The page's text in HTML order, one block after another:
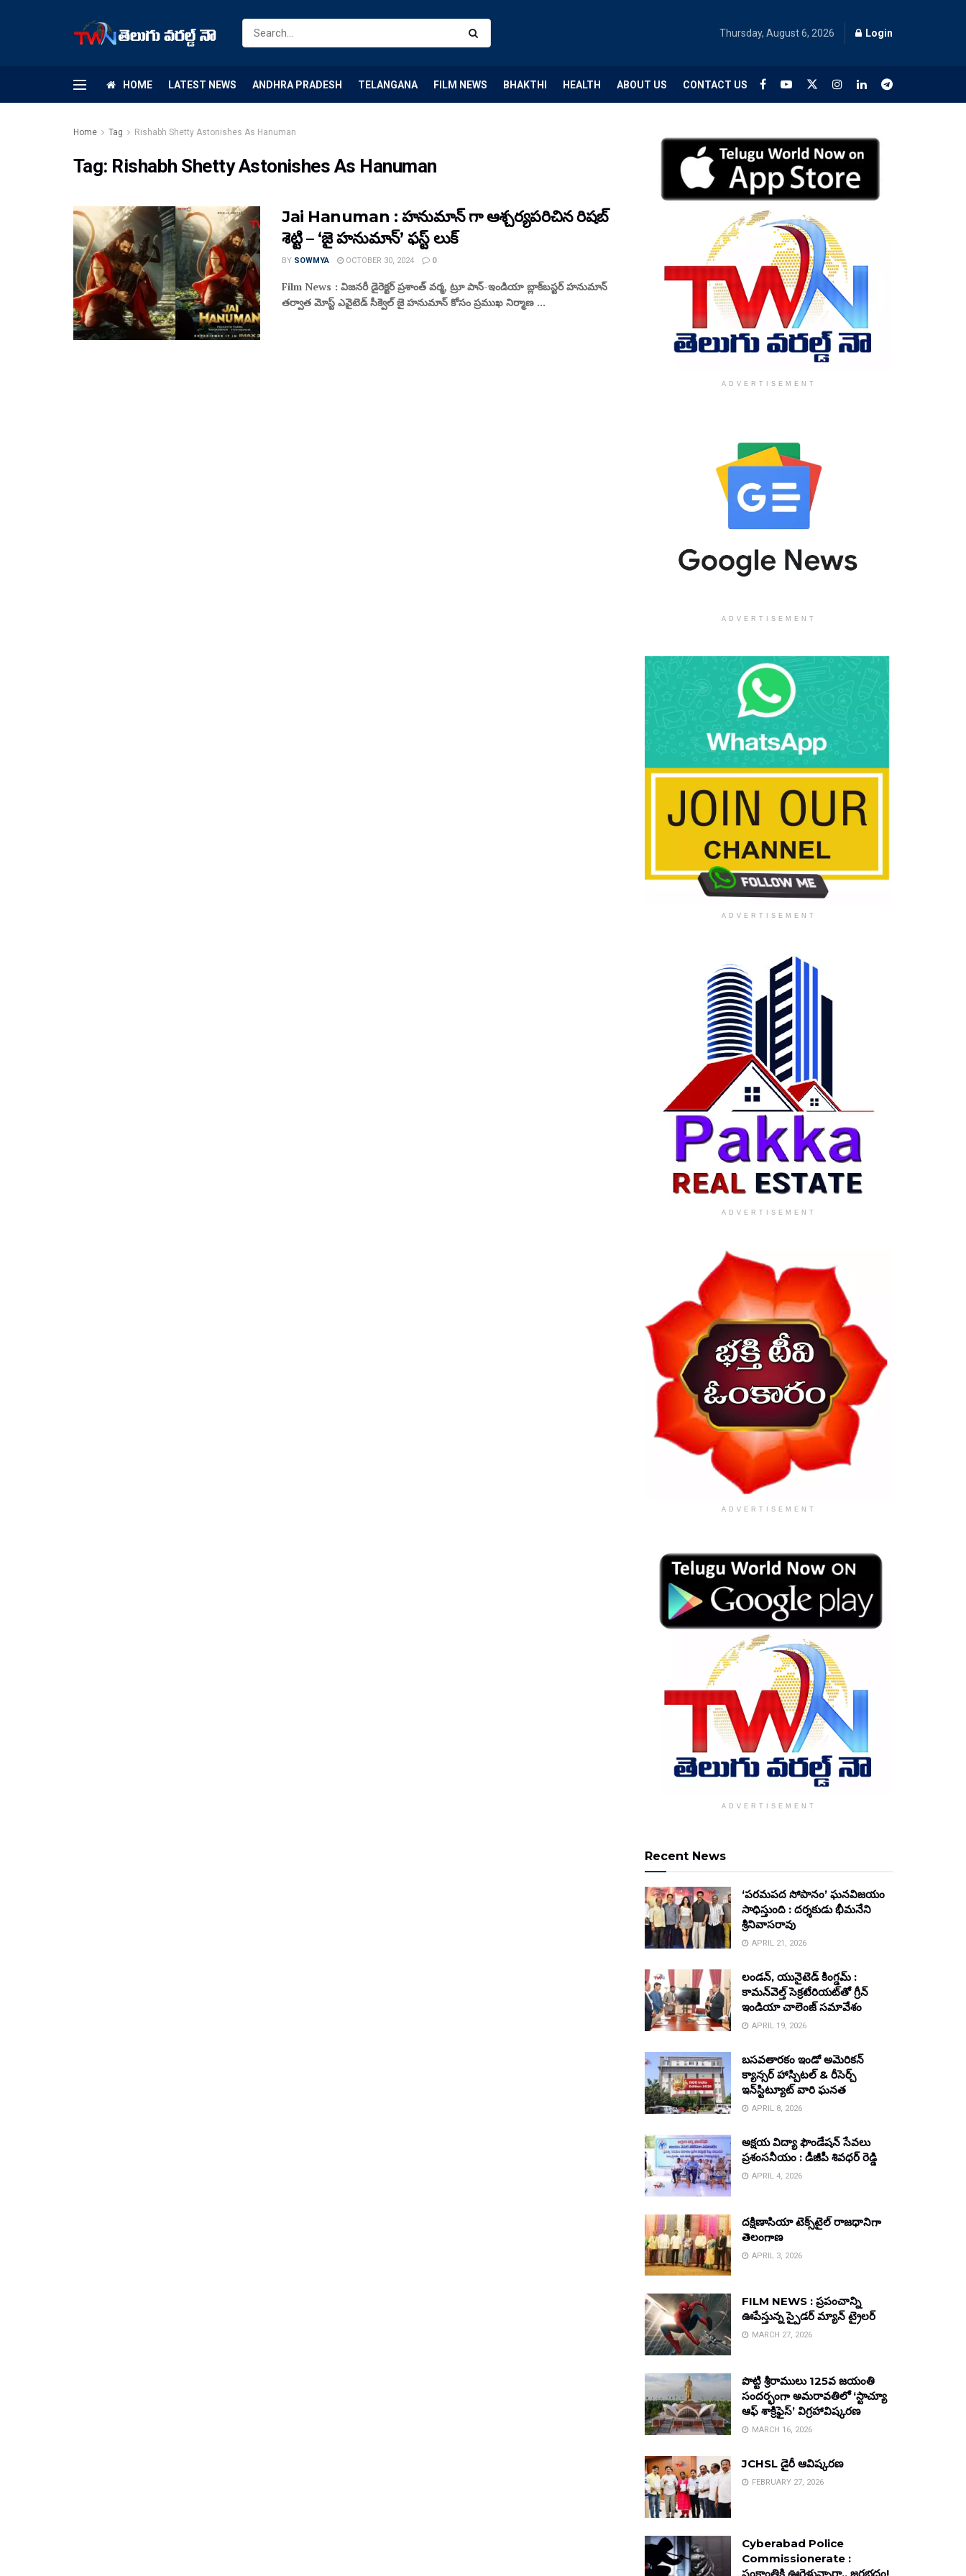
Thursday, August 6, 2026 Login
HOME LATEST NEWS ANDHRA PRADESH TELANGANA FILM NEWS BHAKTHI HEALTH ABOUT US CONTACT US
Home Tag Rishabh Shetty Astonishes As Hanuman
Tag: Rishabh Shetty Astonishes As Hanuman
Jai Hanuman : హనుమాన్ గా ఆశ్చర్యపరిచిన రిషబ్
శెట్టి – ‘జై హనుమాన్’ ఫస్ట్ లుక్
BY SOWMYA OCTOBER 30, 2024 0
Film News : విజనరీ డైరెక్టర్ ప్రశాంత్ వర్మ, ట్రూ పాన్-ఇండియా బ్లాక్‌బస్టర్ హనుమాన్
తర్వాత మోస్ట్ ఎవైటెడ్ సీక్వెల్ జై హనుమాన్ కోసం ప్రముఖ నిర్మాణ ...
ADVERTISEMENT
ADVERTISEMENT
ADVERTISEMENT
ADVERTISEMENT
ADVERTISEMENT
ADVERTISEMENT
Recent News
‘పరమపద సోపానం’ ఘనవిజయం
సాధిస్తుంది : దర్శకుడు భీమనేని
శ్రీనివాసరావు
APRIL 21, 2026
లండన్, యునైటెడ్ కింగ్డమ్ :
కామన్‌వెల్త్ సెక్రటేరియట్‌తో గ్రీన్
ఇండియా చాలెంజ్ సమావేశం
APRIL 19, 2026
బసవతారకం ఇండో అమెరికన్
క్యాన్సర్ హాస్పిటల్ & రీసెర్చ్
ఇన్‌స్టిట్యూట్ వారి ఘనత
APRIL 8, 2026
అక్షయ విద్యా ఫౌండేషన్ సేవలు
ప్రశంసనీయం : డీజీపీ శివధర్ రెడ్డి
APRIL 4, 2026
దక్షిణాసియా టెక్స్‌టైల్ రాజధానిగా
తెలంగాణ
APRIL 3, 2026
FILM NEWS : ప్రపంచాన్ని
ఊపేస్తున్న స్పైడర్ మ్యాన్ ట్రైలర్
MARCH 27, 2026
పొట్టి శ్రీరాములు 125వ జయంతి
సందర్భంగా అమరావతిలో ‘స్టాచ్యూ
ఆఫ్ శాక్రిఫైస్’ విగ్రహావిష్కరణ
MARCH 16, 2026
JCHSL డైరీ ఆవిష్కరణ
FEBRUARY 27, 2026
Cyberabad Police
Commissionerate :